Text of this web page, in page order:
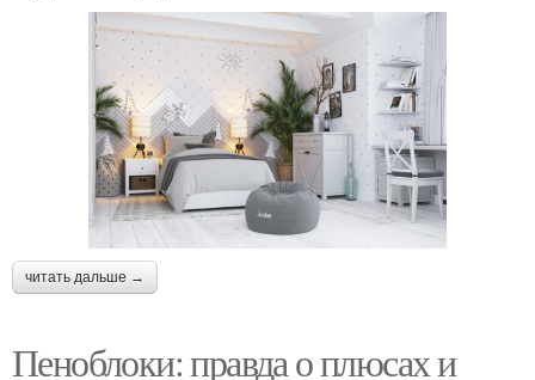
читать дальше →
Пеноблоки: правда о плюсах и